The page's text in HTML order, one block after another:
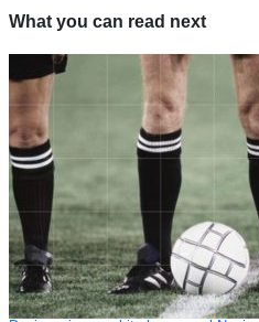
What you can read next